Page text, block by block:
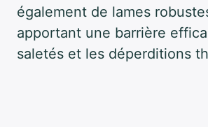
également de lames
apportant une barrière
saletés et les déperditions